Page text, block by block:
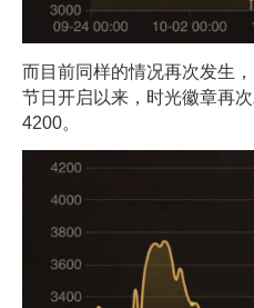
而目前同样的情况再次发生
节日开启以来，时光徽章再
4200。